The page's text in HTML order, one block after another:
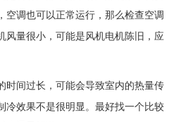
空调也可以正常运行，那么检查空调
风量很小，可能是风机电机陈旧，应
时间过长，可能会导致室内的热量传
冷效果不是很明显。最好找一个比较